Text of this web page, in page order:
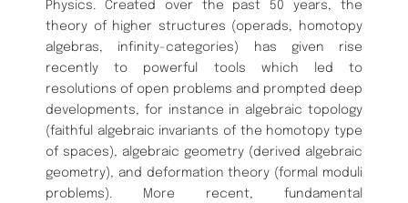
Physics. Created over the past 50 years, the
theory of higher structures (operads, homotopy
algebras, infinity-categories) has given rise
recently to powerful tools which led to
resolutions of open problems and prompted deep
developments, for instance in algebraic topology
(faithful algebraic invariants of the homotopy type
of spaces), algebraic geometry (derived algebraic
geometry), and deformation theory (formal moduli
problems). More recent, fundamental